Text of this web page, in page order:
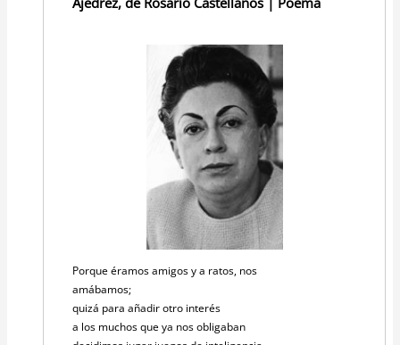
Porque éramos amigos y a ratos, nos
amábamos;
quizá para añadir otro interés
a los muchos que ya nos obligaban